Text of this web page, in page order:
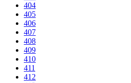
404
405
406
407
408
409
410
411
412